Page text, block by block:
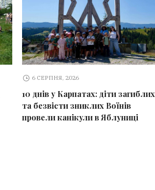
6 СЕРПНЯ, 2026
10 днів у Карпатах: діти загиблих
та безвісти зниклих Воїнів
провели канікули в Яблуниці